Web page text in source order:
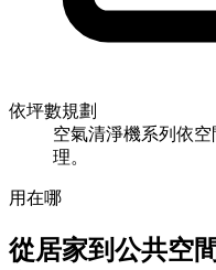
依坪數規劃
空氣清淨機系列依
理。
用在哪
從居家到公共空